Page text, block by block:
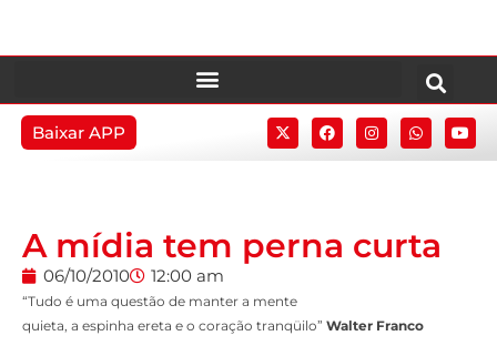
Baixar APP
A mídia tem perna curta
06/10/2010 12:00 am
“Tudo é uma questão de manter a mente
quieta, a espinha ereta e o coração tranqüilo” Walter Franco